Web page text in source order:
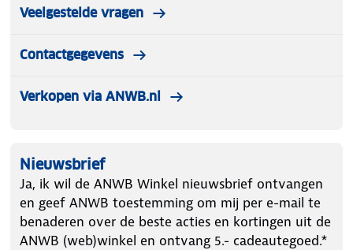
Veelgestelde vragen
Contactgegevens
Verkopen via ANWB.nl
Nieuwsbrief
Ja, ik wil de ANWB Winkel nieuwsbrief ontvangen
en geef ANWB toestemming om mij per e-mail te
benaderen over de beste acties en kortingen uit de
ANWB (web)winkel en ontvang 5.- cadeautegoed.*